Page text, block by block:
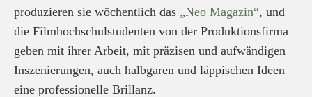
produzieren sie wöchentlich das „Neo Magazin“, und
die Filmhochschulstudenten von der Produktionsfirma
geben mit ihrer Arbeit, mit präzisen und aufwändigen
Inszenierungen, auch halbgaren und läppischen Ideen
eine professionelle Brillanz.